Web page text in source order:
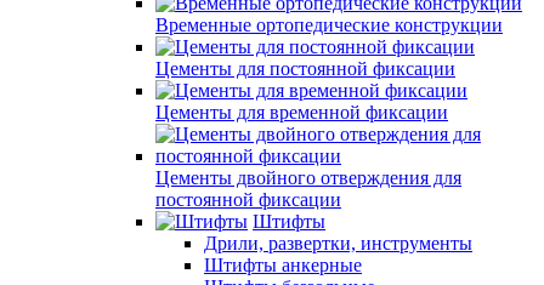
Временные ортопедические конструкции
Цементы для постоянной фиксации
Цементы для временной фиксации
Цементы двойного отверждения для
постоянной фиксации
Штифты
Дрили, развертки, инструменты
Штифты анкерные